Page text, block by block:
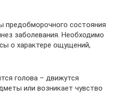
предобморочного состояния
заболевания. Необходимо
о характере ощущений,
голова – движутся
или возникает чувство